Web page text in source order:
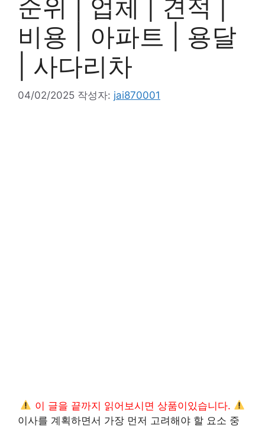
순위 | 업체 | 견적 |
비용 | 아파트 | 용달
| 사다리차
04/02/2025 작성자: jai870001
이 글을 끝까지 읽어보시면 상품이있습니다.
이사를 계획하면서 가장 먼저 고려해야 할 요소 중